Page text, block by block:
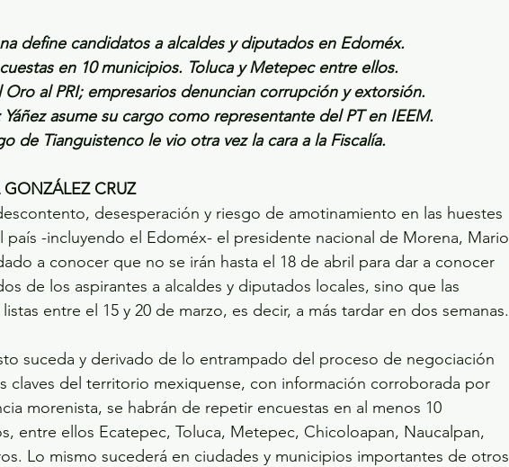
define candidatos a alcaldes y diputados en Edoméx.
en 10 municipios. Toluca y Metepec entre ellos.
Oro al PRI; empresarios denuncian corrupción y extorsión.
asume su cargo como representante del PT en IEEM.
de Tianguistenco le vio otra vez la cara a la Fiscalía.
CRUZ
desesperación y riesgo de amotinamiento en las huestes
país -incluyendo el Edoméx- el presidente nacional de Morena, Mario
a conocer que no se irán hasta el 18 de abril para dar a conocer
de los aspirantes a alcaldes y diputados locales, sino que las
entre el 15 y 20 de marzo, es decir, a más tardar en dos semanas.
suceda y derivado de lo entrampado del proceso de negociación
claves del territorio mexiquense, con información corroborada por
morenista, se habrán de repetir encuestas en al menos 10
entre ellos Ecatepec, Toluca, Metepec, Chicoloapan, Naucalpan,
Lo mismo sucederá en ciudades y municipios importantes de otros